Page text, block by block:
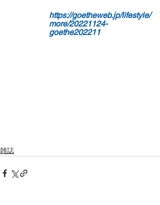
https://goetheweb.jp/lifestyle/
more/20221124-
goethe202211
雑誌